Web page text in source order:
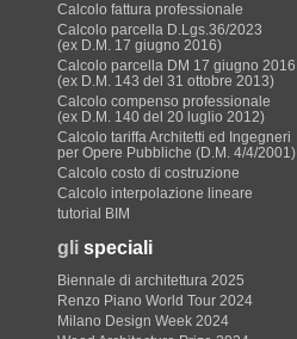
Calcolo fattura professionale
Calcolo parcella D.Lgs.36/2023
(ex D.M. 17 giugno 2016)
Calcolo parcella DM 17 giugno 2016
(ex D.M. 143 del 31 ottobre 2013)
Calcolo compenso professionale
(ex D.M. 140 del 20 luglio 2012)
Calcolo tariffa Architetti ed Ingegneri
per Opere Pubbliche (D.M. 4/4/2001)
Calcolo costo di costruzione
Calcolo interpolazione lineare
tutorial BIM
gli speciali
Biennale di architettura 2025
Renzo Piano World Tour 2024
Milano Design Week 2024